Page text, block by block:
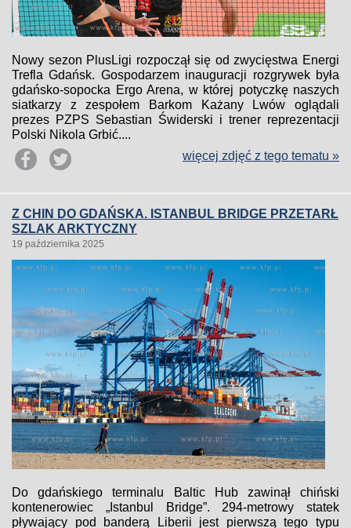
Nowy sezon PlusLigi rozpoczął się od zwycięstwa Energi
Trefla Gdańsk. Gospodarzem inauguracji rozgrywek była
gdańsko-sopocka Ergo Arena, w której potyczkę naszych
siatkarzy z zespołem Barkom Każany Lwów oglądali
prezes PZPS Sebastian Świderski i trener reprezentacji
Polski Nikola Grbić....
więcej zdjęć z tego tematu »
Z CHIN DO GDAŃSKA. ISTANBUL BRIDGE PRZETARŁ
SZLAK ARKTYCZNY
19 października 2025
Do gdańskiego terminalu Baltic Hub zawinął chiński
kontenerowiec „Istanbul Bridge”. 294-metrowy statek
pływający pod banderą Liberii jest pierwszą tego typu